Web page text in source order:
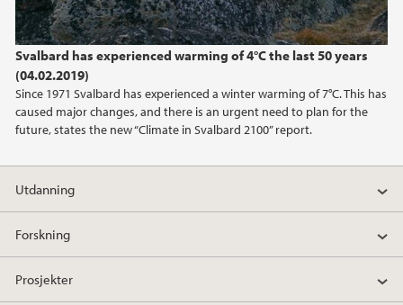
Svalbard has experienced warming of 4°C the last 50 years
(04.02.2019)
Since 1971 Svalbard has experienced a winter warming of 7°C. This has
caused major changes, and there is an urgent need to plan for the
future, states the new “Climate in Svalbard 2100” report.
2016
2014
2011
Utdanning
Forskning
Prosjekter